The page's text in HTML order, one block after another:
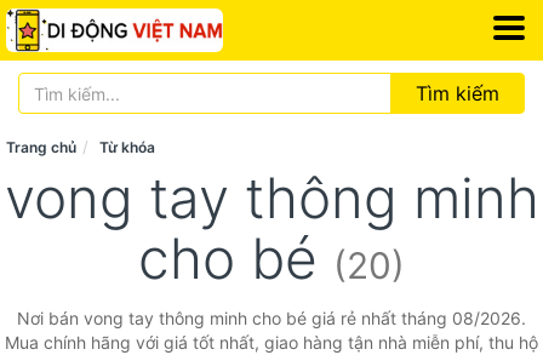
Tìm kiếm
Trang chủ Từ khóa
vong tay thông minh
cho bé (20)
Nơi bán vong tay thông minh cho bé giá rẻ nhất tháng 08/2026.
Mua chính hãng với giá tốt nhất, giao hàng tận nhà miễn phí, thu hộ